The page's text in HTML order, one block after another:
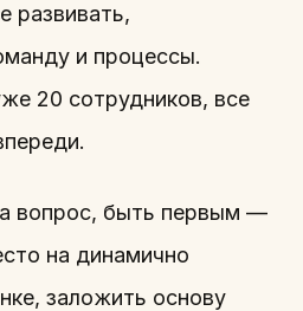
развивать,
и процессы.
20 сотрудников, все
вопрос, быть первым —
на динамично
заложить основу